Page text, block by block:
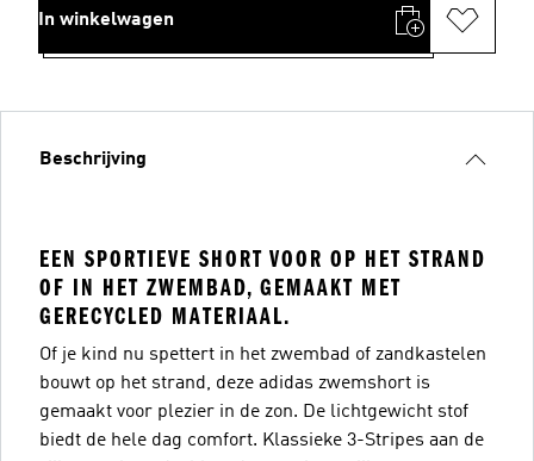
In winkelwagen
Beschrijving
EEN SPORTIEVE SHORT VOOR OP HET STRAND
OF IN HET ZWEMBAD, GEMAAKT MET
GERECYCLED MATERIAAL.
Of je kind nu spettert in het zwembad of zandkastelen
bouwt op het strand, deze adidas zwemshort is
gemaakt voor plezier in de zon. De lichtgewicht stof
biedt de hele dag comfort. Klassieke 3-Stripes aan de